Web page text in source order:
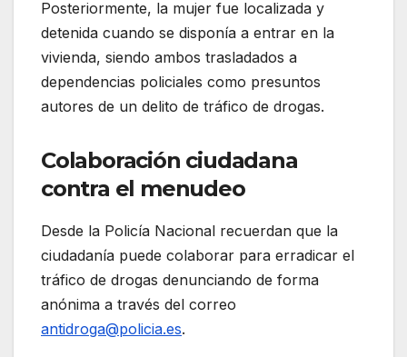
Posteriormente, la mujer fue localizada y
detenida cuando se disponía a entrar en la
vivienda, siendo ambos trasladados a
dependencias policiales como presuntos
autores de un delito de tráfico de drogas.
Colaboración ciudadana
contra el menudeo
Desde la Policía Nacional recuerdan que la
ciudadanía puede colaborar para erradicar el
tráfico de drogas denunciando de forma
anónima a través del correo
antidroga@policia.es.